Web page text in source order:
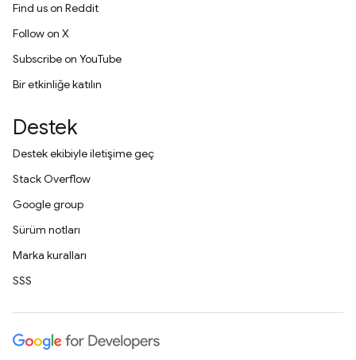
Find us on Reddit
Follow on X
Subscribe on YouTube
Bir etkinliğe katılın
Destek
Destek ekibiyle iletişime geç
Stack Overflow
Google group
Sürüm notları
Marka kuralları
SSS